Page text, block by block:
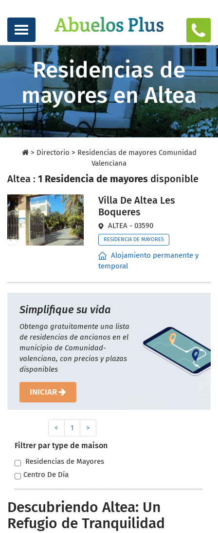
Residencias de
mayores en Altea
> Directorio > Residencias de mayores Comunidad
Valenciana
Altea : 1 Residencia de mayores disponible
Villa De Altea Les
Boqueres
ALTEA - 03590
RESIDENCIA DE MAYORES
Alojamiento permanente y
temporal
Simplifique su vida
Obtenga gratuitamente una lista
de residencias de ancianos en el
municipio de Comunidad-
valenciana, con precios y plazas
disponibles
INICIAR
< 1 >
Filtrer par type de maison
Residencias de Mayores
Centro De Día
Descubriendo Altea: Un
Refugio de Tranquilidad